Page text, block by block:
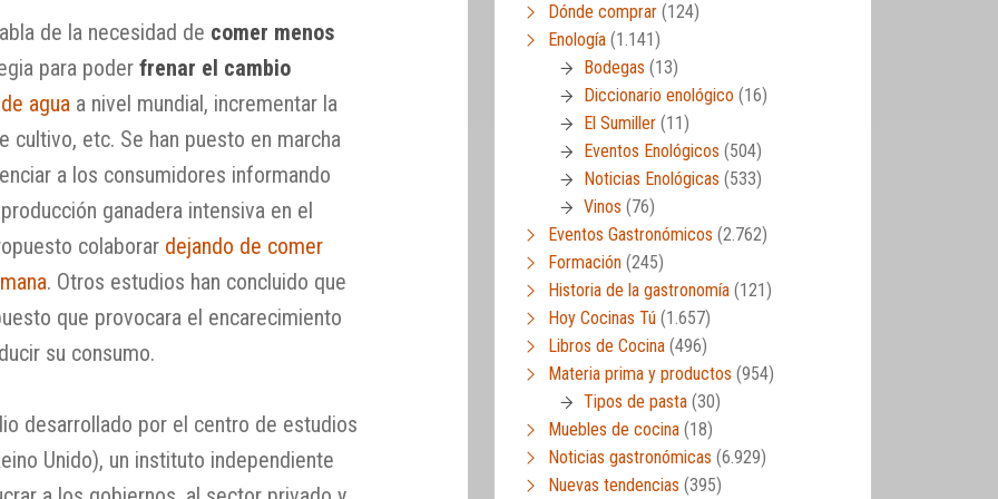
de la necesidad de comer menos
para poderfrenar el cambio
agua a nivel mundial, incrementar la
cultivo, etc. Se han puesto en marcha
a los consumidores informando
ganadera intensiva en el
colaborar dejando de comer
. Otros estudios han concluido que
que provocara el encarecimiento
su consumo.
desarrollado por el centro de estudios
Unido), un instituto independiente
Dónde comprar (124)
Enología (1.141)
Bodegas (13)
Diccionario enológico (16)
El Sumiller (11)
Eventos Enológicos (504)
Noticias Enológicas (533)
Vinos (76)
Eventos Gastronómicos (2.762)
Formación (245)
Historia de la gastronomía (121)
Hoy Cocinas Tú (1.657)
Libros de Cocina (496)
Materia prima y productos (954)
Tipos de pasta (30)
Muebles de cocina (18)
Noticias gastronómicas (6.929)
Nuevas tendencias (395)